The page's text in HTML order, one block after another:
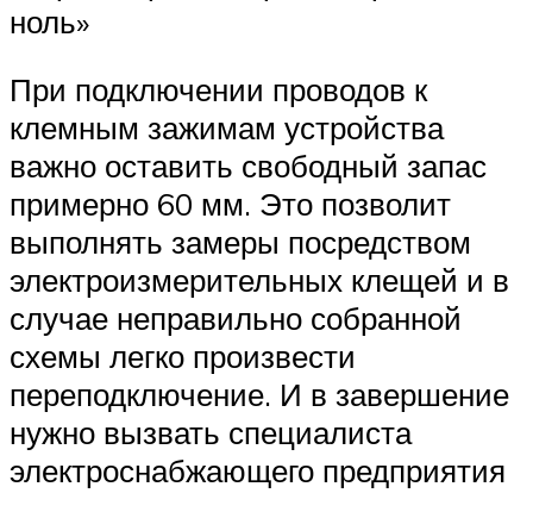
ноль»
При подключении проводов к
клемным зажимам устройства
важно оставить свободный запас
примерно 60 мм. Это позволит
выполнять замеры посредством
электроизмерительных клещей и в
случае неправильно собранной
схемы легко произвести
переподключение. И в завершение
нужно вызвать специалиста
электроснабжающего предприятия